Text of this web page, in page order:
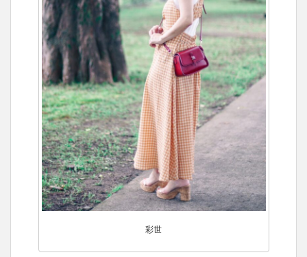
彩世